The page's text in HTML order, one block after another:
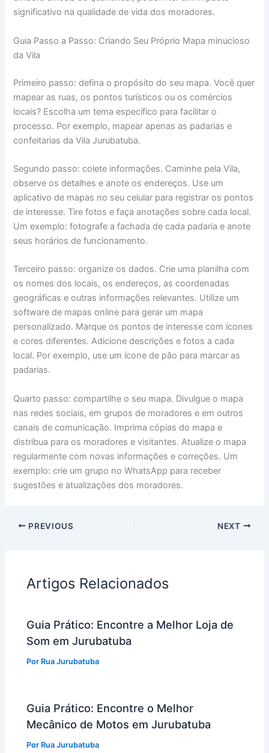
significativo na qualidade de vida dos moradores.
Guia Passo a Passo: Criando Seu Próprio Mapa minucioso
da Vila
Primeiro passo: defina o propósito do seu mapa. Você quer
mapear as ruas, os pontos turísticos ou os comércios
locais? Escolha um tema específico para facilitar o
processo. Por exemplo, mapear apenas as padarias e
confeitarias da Vila Jurubatuba.
Segundo passo: colete informações. Caminhe pela Vila,
observe os detalhes e anote os endereços. Use um
aplicativo de mapas no seu celular para registrar os pontos
de interesse. Tire fotos e faça anotações sobre cada local.
Um exemplo: fotografe a fachada de cada padaria e anote
seus horários de funcionamento.
Terceiro passo: organize os dados. Crie uma planilha com
os nomes dos locais, os endereços, as coordenadas
geográficas e outras informações relevantes. Utilize um
software de mapas online para gerar um mapa
personalizado. Marque os pontos de interesse com ícones
e cores diferentes. Adicione descrições e fotos a cada
local. Por exemplo, use um ícone de pão para marcar as
padarias.
Quarto passo: compartilhe o seu mapa. Divulgue o mapa
nas redes sociais, em grupos de moradores e em outros
canais de comunicação. Imprima cópias do mapa e
distribua para os moradores e visitantes. Atualize o mapa
regularmente com novas informações e correções. Um
exemplo: crie um grupo no WhatsApp para receber
sugestões e atualizações dos moradores.
PREVIOUS NEXT
Artigos Relacionados
Guia Prático: Encontre a Melhor Loja de
Som em Jurubatuba
Por Rua Jurubatuba
Guia Prático: Encontre o Melhor
Mecânico de Motos em Jurubatuba
Por Rua Jurubatuba